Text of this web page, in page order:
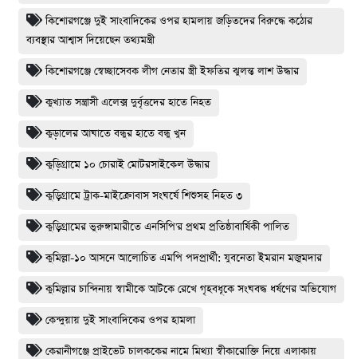
কিশোরগঞ্জে দুই সাংবাদিকের ওপর হামলায় জড়িতদের বিরুদ্ধে কঠোর
ব্যবস্থার আশ্বাস দিয়েছেন তথ্যমন্ত্রী
কিশোরগঞ্জে স্বেচ্ছাসেবক লীগ নেতার স্ত্রী ইফতির ঝুলন্ত লাশ উদ্ধার
কুখ্যাত সন্ত্রাসী এলেক্স দুর্বৃত্তদের হাতে নিহত
কুড়ালের আঘাতে বন্ধুর হাতে বন্ধু খুন
কুড়িগ্রামে ১০ চোরাই মোটরসাইকেল উদ্ধার
কুড়িগ্রামে ট্রাক-মাইক্রোবাস সংঘর্ষে শিশুসহ নিহত ৩
কুড়িগ্রামের ভুরুঙ্গামারীতে এনসিপি'র প্রথম প্রতিষ্ঠাবার্ষিকী পালিত
কুমিল্লা-১০ আসনে আলোচিত এমপি পদপ্রার্থী: যুবনেতা ইমরান মজুমদার
কুমিল্লার চান্দিনায় স্বামীকে আটকে রেখে গৃহবধূকে সংঘবদ্ধ ধর্ষণের অভিযোগ
কেন্দুয়ায় দুই সাংবাদিকের ওপর হামলা
কেরানীগঞ্জে প্রাইভেট চালককের নামে মিথ্যা স্বীকারোক্তি নিয়ে এলাকায়